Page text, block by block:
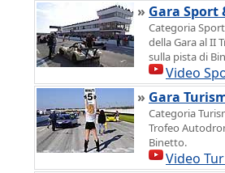
» Gara Sport
Categoria
della Gara al II
sulla pista di
Video
» Gara
Categoria
Trofeo
Binetto.
Video